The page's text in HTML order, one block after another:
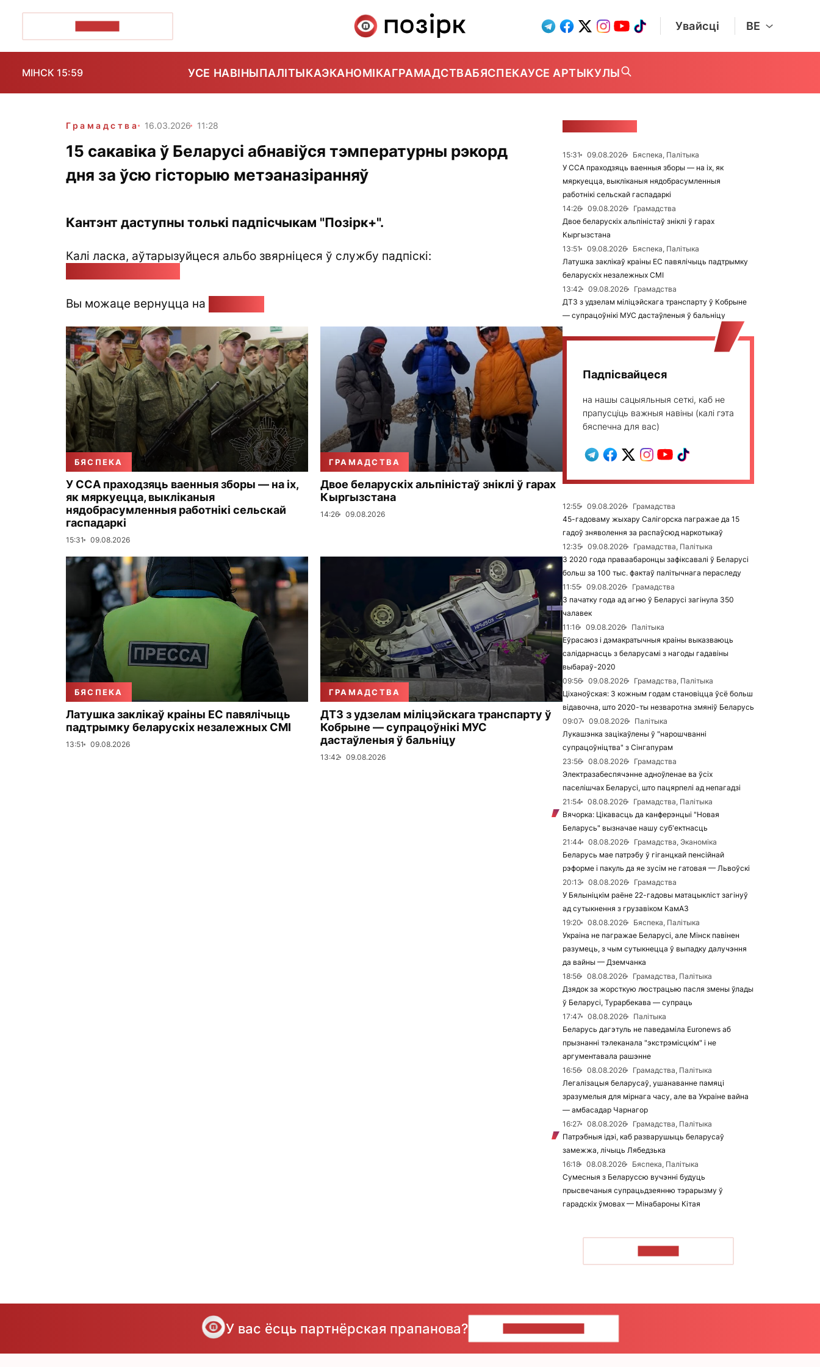
Увайсці BE
МІНСК 15:59 УСЕ НАВІНЫПАЛІТЫКАЭКАНОМІКАГРАМАДСТВАБЯСПЕКАУСЕ АРТЫКУЛЫ
Грамадства 16.03.2026 11:28
15 сакавіка ў Беларусі абнавіўся тэмпературны рэкорд
дня за ўсю гісторыю метэаназіранняў
Кантэнт даступны толькі падпісчыкам "Позірк+".
Калі ласка, аўтарызуйцеся альбо звярніцеся ў службу падпіскі:
Вы можаце вернуцца на
БЯСПЕКА
У ССА праходзяць ваенныя зборы — на іх,
як мяркуецца, выкліканыя
нядобрасумленныя работнікі сельскай
гаспадаркі
15:31 09.08.2026
ГРАМАДСТВА
Двое беларускіх альпіністаў зніклі ў гарах
Кыргызстана
14:26 09.08.2026
БЯСПЕКА
Латушка заклікаў краіны ЕС павялічыць
падтрымку беларускіх незалежных СМІ
13:51 09.08.2026
ГРАМАДСТВА
ДТЗ з удзелам міліцэйскага транспарту ў
Кобрыне — супрацоўнікі МУС
дастаўленыя ў бальніцу
13:42 09.08.2026
15:31 09.08.2026
Бяспека, Палітыка
У ССА праходзяць ваенныя зборы — на іх, як
мяркуецца, выкліканыя нядобрасумленныя
работнікі сельскай гаспадаркі
14:26
09.08.2026
Грамадства
Двое беларускіх альпіністаў зніклі ў гарах
Кыргызстана
13:51
09.08.2026
Бяспека, Палітыка
Латушка заклікаў краіны ЕС павялічыць падтрымку
беларускіх незалежных СМІ
13:42
09.08.2026
Грамадства
ДТЗ з удзелам міліцэйскага транспарту ў Кобрыне
— супрацоўнікі МУС дастаўленыя ў бальніцу
Падпісвайцеся
на нашы сацыяльныя сеткі, каб не
прапусціць важныя навіны (калі гэта
бяспечна для вас)
12:55 09.08.2026
Грамадства
45-гадоваму жыхару Салігорска пагражае да 15
гадоў зняволення за распаўсюд наркотыкаў
12:35
09.08.2026
Грамадства, Палітыка
З 2020 года праваабаронцы зафіксавалі ў Беларусі
больш за 100 тыс. фактаў палітычнага пераследу
11:55
09.08.2026
Грамадства
З пачатку года ад агню ў Беларусі загінула 350
чалавек
11:16
09.08.2026
Палітыка
Еўрасаюз і дэмакратычныя краіны выказваюць
салідарнасць з беларусамі з нагоды гадавіны
выбараў-2020
09:56
09.08.2026
Грамадства, Палітыка
Ціханоўская: З кожным годам становіцца ўсё больш
відавочна, што 2020-ты незваротна змяніў Беларусь
09:07
09.08.2026
Палітыка
Лукашэнка зацікаўлены ў "нарошчванні
супрацоўніцтва" з Сінгапурам
23:56
08.08.2026
Грамадства
Электразабеспячэнне адноўленае ва ўсіх
паселішчах Беларусі, што пацярпелі ад непагадзі
21:54
08.08.2026
Грамадства, Палітыка
Вячорка: Цікавасць да канферэнцыі "Новая
Беларусь" вызначае нашу суб'ектнасць
21:44
08.08.2026
Грамадства, Эканоміка
Беларусь мае патрэбу ў гіганцкай пенсійнай
рэформе і пакуль да яе зусім не гатовая — Львоўскі
20:13
08.08.2026
Грамадства
У Бялыніцкім раёне 22-гадовы матацыкліст загінуў
ад сутыкнення з грузавіком КамАЗ
19:20
08.08.2026
Бяспека, Палітыка
Украіна не пагражае Беларусі, але Мінск павінен
разумець, з чым сутыкнецца ў выпадку далучэння
да вайны — Дземчанка
18:56
08.08.2026
Грамадства, Палітыка
Дзядок за жорсткую люстрацыю пасля змены ўлады
ў Беларусі, Турарбекава — супраць
17:47
08.08.2026
Палітыка
Беларусь дагэтуль не паведаміла Euronews аб
прызнанні тэлеканала "экстрэмісцкім" і не
аргументавала рашэнне
16:56
08.08.2026
Грамадства, Палітыка
Легалізацыя беларусаў, ушанаванне памяці
зразумелыя для мірнага часу, але ва Украіне вайна
— амбасадар Чарнагор
16:27
08.08.2026
Грамадства, Палітыка
Патрэбныя ідэі, каб разварушыць беларусаў
замежжа, лічыць Лябедзька
16:18
08.08.2026
Бяспека, Палітыка
Сумесныя з Беларуссю вучэнні будуць
прысвечаныя супрацьдзеянню тэрарызму ў
гарадскіх ўмовах — Мінабароны Кітая
У вас ёсць партнёрская прапанова?